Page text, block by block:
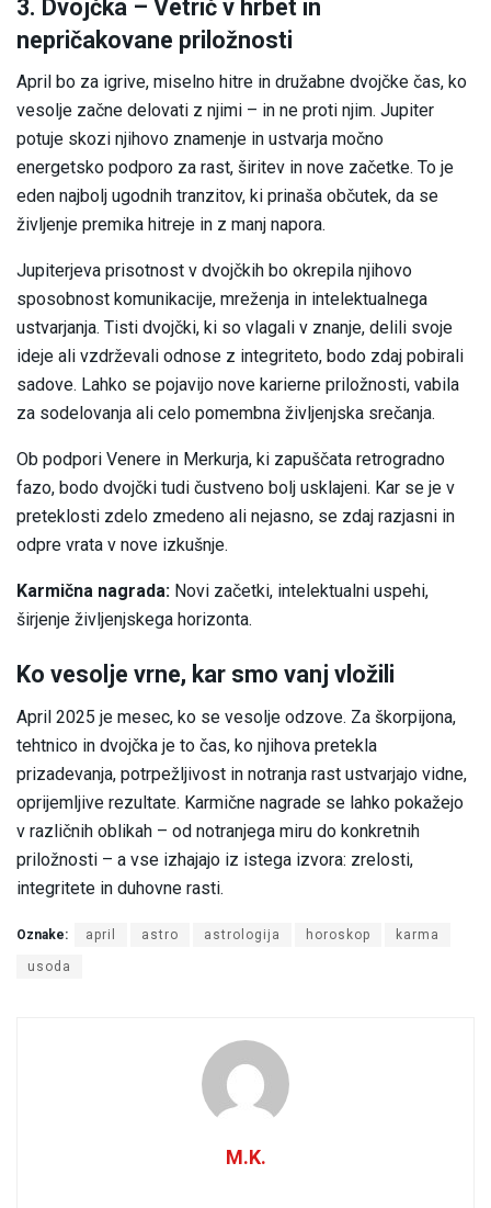
3. Dvojčka – Vetrič v hrbet in
nepričakovane priložnosti
April bo za igrive, miselno hitre in družabne dvojčke čas, ko
vesolje začne delovati z njimi – in ne proti njim. Jupiter
potuje skozi njihovo znamenje in ustvarja močno
energetsko podporo za rast, širitev in nove začetke. To je
eden najbolj ugodnih tranzitov, ki prinaša občutek, da se
življenje premika hitreje in z manj napora.
Jupiterjeva prisotnost v dvojčkih bo okrepila njihovo
sposobnost komunikacije, mreženja in intelektualnega
ustvarjanja. Tisti dvojčki, ki so vlagali v znanje, delili svoje
ideje ali vzdrževali odnose z integriteto, bodo zdaj pobirali
sadove. Lahko se pojavijo nove karierne priložnosti, vabila
za sodelovanja ali celo pomembna življenjska srečanja.
Ob podpori Venere in Merkurja, ki zapuščata retrogradno
fazo, bodo dvojčki tudi čustveno bolj usklajeni. Kar se je v
preteklosti zdelo zmedeno ali nejasno, se zdaj razjasni in
odpre vrata v nove izkušnje.
Karmična nagrada: Novi začetki, intelektualni uspehi,
širjenje življenjskega horizonta.
Ko vesolje vrne, kar smo vanj vložili
April 2025 je mesec, ko se vesolje odzove. Za škorpijona,
tehtnico in dvojčka je to čas, ko njihova pretekla
prizadevanja, potrpežljivost in notranja rast ustvarjajo vidne,
oprijemljive rezultate. Karmične nagrade se lahko pokažejo
v različnih oblikah – od notranjega miru do konkretnih
priložnosti – a vse izhajajo iz istega izvora: zrelosti,
integritete in duhovne rasti.
Oznake: april astro astrologija horoskop karma
usoda
M.K.